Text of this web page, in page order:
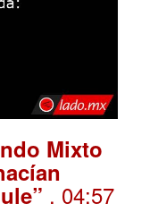
Mixto
. 04:57